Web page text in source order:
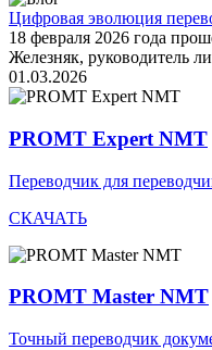
Цифровая эволюция
18 февраля 2026 года
Железняк, руководитель
01.03.2026
PROMT Expert NMT
Переводчик для
СКАЧАТЬ
PROMT Master NMT
Точный переводчик